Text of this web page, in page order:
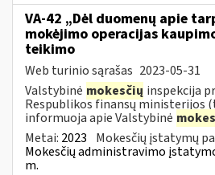
VA-42 „Dėl duomenų apie
mokėjimo operacijas
teikimo
Web turinio sąrašas 2023-05-31
Valstybinė mokesčių inspekcija
Respublikos finansų ministerijos
informuoja apie Valstybinė
Metai: 2023 Mokesčių įstatymų
Mokesčių administravimo
m.